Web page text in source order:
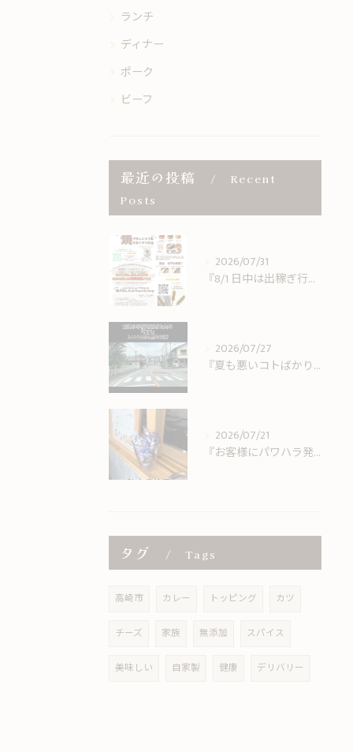
ランチ
ディナー
ポーク
ビーフ
最近の投稿
Recent
Posts
2026/07/31
『8/1 日中は出稼ぎ行ってきますです。
2026/07/27
『夏も悪いコトばかりではない。
2026/07/21
『お客様にパワハラ発動』
タグ Tags
高崎市 カレー トッピング カツ
チーズ 家族 無添加 スパイス
美味しい 自家製 健康 デリバリー